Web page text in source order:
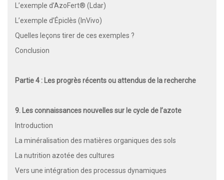
L’exemple d’AzoFert® (Ldar)
L’exemple d’Épiclès (InVivo)
Quelles leçons tirer de ces exemples ?
Conclusion
Partie 4 : Les progrès récents ou attendus de la recherche
9. Les connaissances nouvelles sur le cycle de l’azote
Introduction
La minéralisation des matières organiques des sols
La nutrition azotée des cultures
Vers une intégration des processus dynamiques